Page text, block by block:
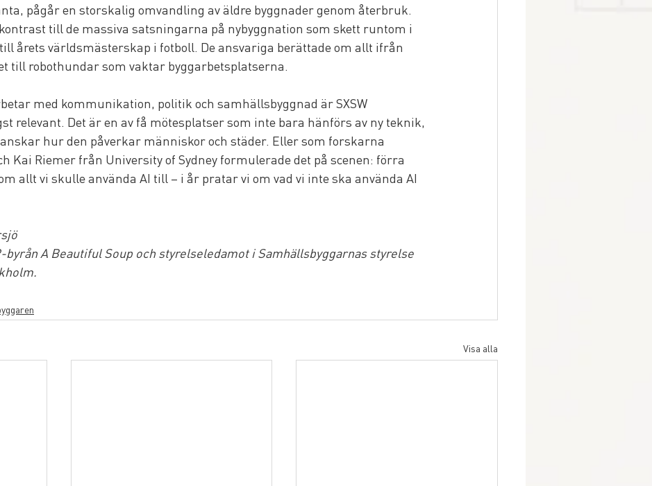
pågår en storskalig omvandling av äldre byggnader genom återbruk.
till de massiva satsningarna på nybyggnation som skett runtom i
årets världsmästerskap i fotboll. De ansvariga berättade om allt ifrån
till robothundar som vaktar byggarbetsplatserna.
med kommunikation, politik och samhällsbyggnad är SXSW
relevant. Det är en av få mötesplatser som inte bara hänförs av ny teknik,
hur den påverkar människor och städer. Eller som forskarna
Kai Riemer från University of Sydney formulerade det på scenen: förra
allt vi skulle använda AI till – i år pratar vi om vad vi inte ska använda AI
byrån A Beautiful Soup och styrelseledamot i Samhällsbyggarnas styrelse
Visa alla